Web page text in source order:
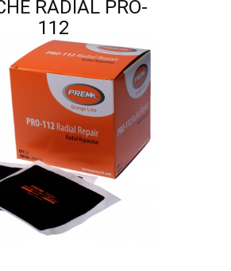
RADIAL PRO-
112